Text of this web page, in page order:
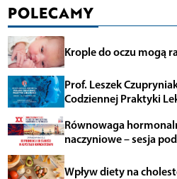
POLECAMY
Krople do oczu mogą
Prof. Leszek
Codziennej Praktyki
Równowaga
naczyniowe – sesja
Wpływ diety na